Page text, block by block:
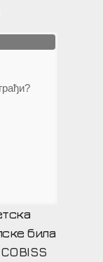
била